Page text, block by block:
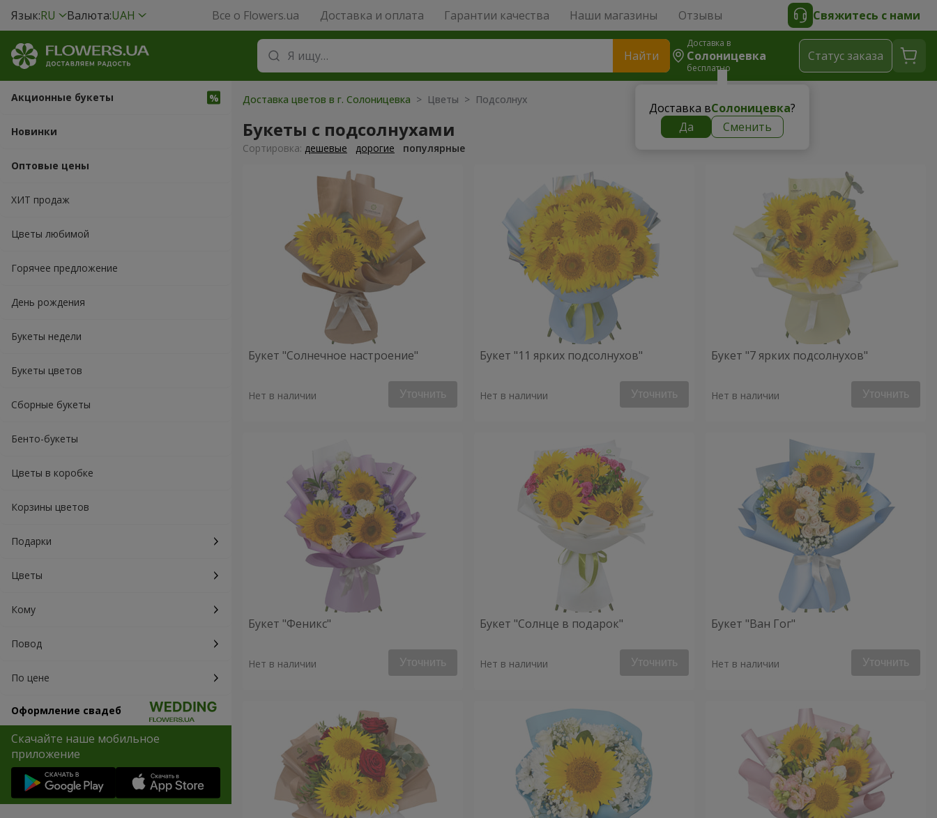
Язык:RU Валюта:UAH Все о Flowers.ua Доставка и оплата Гарантии качества Наши магазины Отзывы Свяжитесь с нами
Найти
Доставка в
Солоницевка
бесплатно
Доставка вСолоницевка?
Да
Сменить
Cтатус заказа
Акционные букеты
Новинки
Оптовые цены
ХИТ продаж
Цветы любимой
Горячее предложение
День рождения
Букеты недели
Букеты цветов
Сборные букеты
Бенто-букеты
Цветы в коробке
Корзины цветов
Подарки
Цветы
Кому
Повод
По цене
Оформление свадеб
Скачайте наше мобильное
приложение
Доставка цветов в г. Солоницевка > Цветы > Подсолнух
Букеты с подсолнухами
Cортировка: дешевые дорогие популярные
Букет "Солнечное настроение"
Нет в наличии Уточнить
Букет "11 ярких подсолнухов"
Нет в наличии Уточнить
Букет "7 ярких подсолнухов"
Нет в наличии Уточнить
Букет "Феникс"
Нет в наличии Уточнить
Букет "Солнце в подарок"
Нет в наличии Уточнить
Букет "Ван Гог"
Нет в наличии Уточнить